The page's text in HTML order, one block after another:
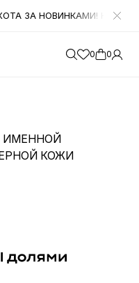
ЗА НОВИНКАМИ!
0 0
ИМЕННОЙ
КОЖИ